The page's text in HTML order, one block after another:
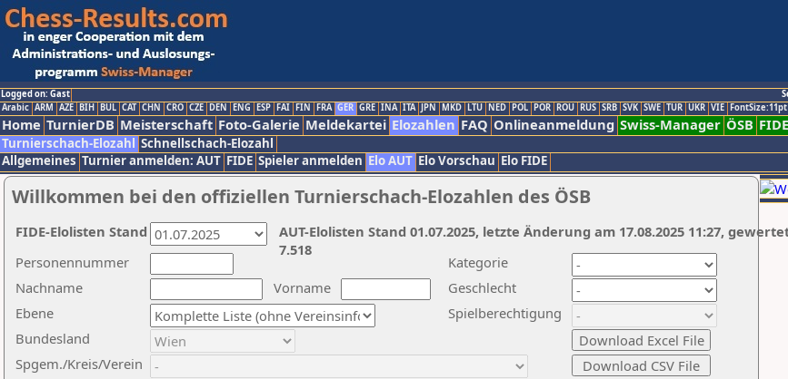
Logged on: Gast
Arabic ARM AZE BIH BUL CAT CHN CRO CZE DEN ENG ESP FAI FIN FRA GER GRE INA ITA JPN MKD LTU NED POL POR ROU RUS SRB SVK SWE TUR UKR VIE FontSize:11pt
Home TurnierDB Meisterschaft Foto-Galerie Meldekartei Elozahlen FAQ Onlineanmeldung Swiss-Manager ÖSB FIDE
Turnierschach-Elozahl Schnellschach-Elozahl
Allgemeines Turnier anmelden: AUT FIDE Spieler anmelden Elo AUT Elo Vorschau Elo FIDE
Willkommen bei den offiziellen Turnierschach-Elozahlen des ÖSB
Nachname
Vorname
Ebene
Kategorie
Personennummer
Bundesland
Spgem./Kreis/Verein
Geschlecht
Spielberechtigung
AUT-Elolisten Stand 01.07.2025, letzte Änderung am 17.08.2025 11:27,
7.518
FIDE-Elolisten Stand